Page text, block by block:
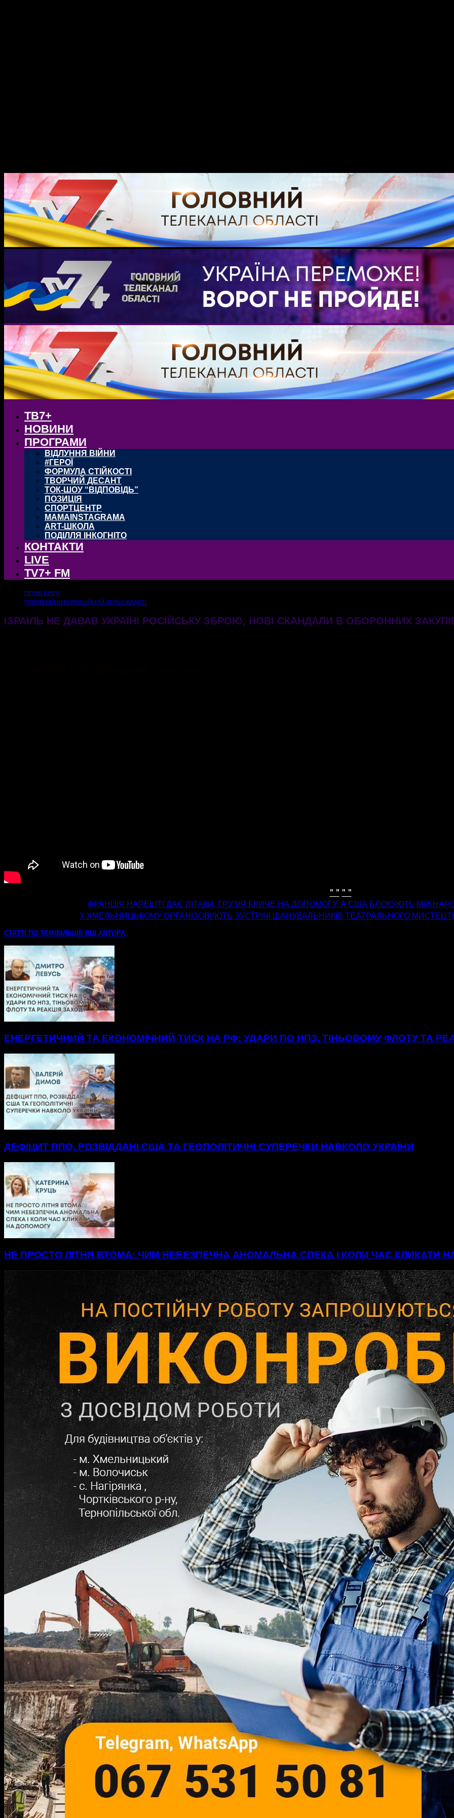
ТВ7+
НОВИНИ
ПРОГРАМИ
ВІДЛУННЯ ВІЙНИ
#ГЕРОЇ
ФОРМУЛА СТІЙКОСТІ
ТВОРЧИЙ ДЕСАНТ
ТОК-ШОУ “ВІДПОВІДЬ”
ПОЗИЦІЯ
СПОРТЦЕНТР
MAMAINSTAGRAMA
ART-ШКОЛА
ПОДІЛЛЯ ІНКОГНІТО
КОНТАКТИ
LIVE
TV7+ FM
ПРЯМІ ЕФІРИ
ГОЛОВНИЙ ІНФОРМАЦІЙНИЙ ДЕНЬ ОБЛАСТІ
ІЗРАЇЛЬ НЕ ДАВАВ УКРАЇНІ РОСІЙСЬКУ ЗБРОЮ, НОВІ СКАНДАЛИ В ОБОРОННИХ
" " " "
ФРАНЦІЯ НАРЕШТІ ДАЄ ЛІТАКИ, ГРУЗІЯ КЛИЧЕ НА ДОПОМОГУ, А США БЛОКУЮТЬ
У ХМЕЛЬНИЦЬКОМУ ОРГАНІЗОВУЮТЬ ЗУСТРІЧІ ШАНУВАЛЬНИКІВ ТЕАТРАЛЬНОГО
СТАТТІ ПО ТЕМІ БІЛЬШЕ ВІД АВТОРА
ЕНЕРГЕТИЧНИЙ ТА ЕКОНОМІЧНИЙ ТИСК НА РФ: УДАРИ ПО НПЗ, ТІНЬОВОМУ ФЛОТУ ТА
ДЕФІЦИТ ППО, РОЗВІДДАНІ США ТА ГЕОПОЛІТИЧНІ СУПЕРЕЧКИ НАВКОЛО УКРАЇНИ
НЕ ПРОСТО ЛІТНЯ ВТОМА: ЧИМ НЕБЕЗПЕЧНА АНОМАЛЬНА СПЕКА І КОЛИ ЧАС КЛИКАТИ